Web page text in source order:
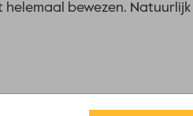
helemaal bewezen. Natuurlijk